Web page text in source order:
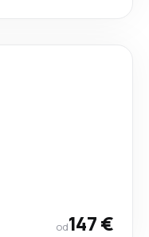
od147 €